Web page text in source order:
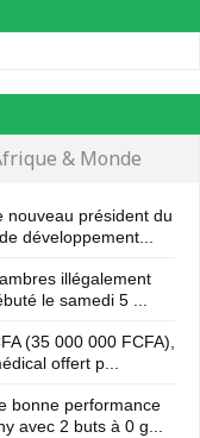
& Monde
nouveau président du
développement...
illégalement
le samedi 5 ...
(35 000 000 FCFA),
offert p...
bonne performance
avec 2 buts à 0 g...